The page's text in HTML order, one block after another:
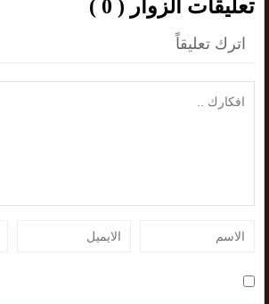
تعليقات الزوار ( 0 )
اترك تعليقاً